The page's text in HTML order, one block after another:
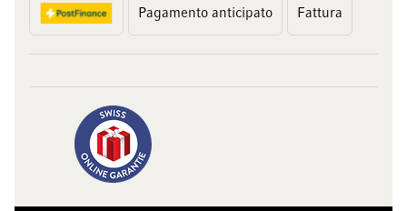
Pagamento anticipato Fattura